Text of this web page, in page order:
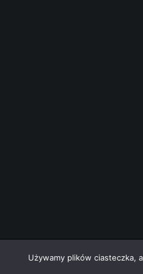
nek-it.pl design.
Używamy plików ciasteczka,